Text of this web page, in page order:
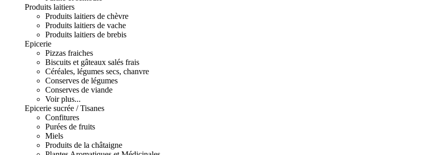
Produits laitiers
Produits laitiers de chèvre
Produits laitiers de vache
Produits laitiers de brebis
Epicerie
Pizzas fraiches
Biscuits et gâteaux salés frais
Céréales, légumes secs, chanvre
Conserves de légumes
Conserves de viande
Voir plus...
Epicerie sucrée / Tisanes
Confitures
Purées de fruits
Miels
Produits de la châtaigne